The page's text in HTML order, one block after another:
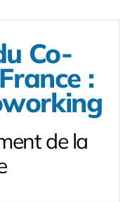
Co-
:
de la